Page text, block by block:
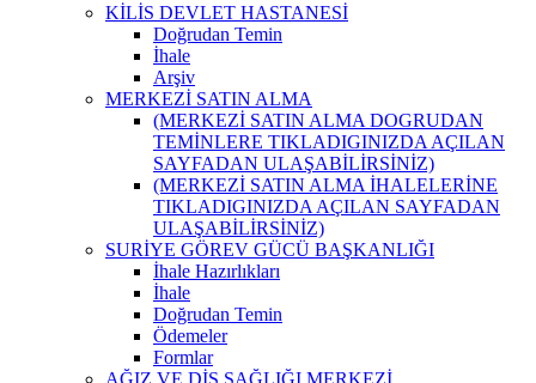
KİLİS DEVLET HASTANESİ
Doğrudan Temin
İhale
Arşiv
MERKEZİ SATIN ALMA
(MERKEZİ SATIN ALMA DOGRUDAN
TEMİNLERE TIKLADIGINIZDA AÇILAN
SAYFADAN ULAŞABİLİRSİNİZ)
(MERKEZİ SATIN ALMA İHALELERİNE
TIKLADIGINIZDA AÇILAN SAYFADAN
ULAŞABİLİRSİNİZ)
SURİYE GÖREV GÜCÜ BAŞKANLIĞI
İhale Hazırlıkları
İhale
Doğrudan Temin
Ödemeler
Formlar
AĞIZ VE DİŞ SAĞLIĞI MERKEZİ